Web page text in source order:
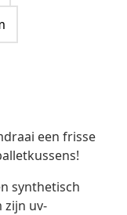
een frisse
synthetisch
zijn uv-